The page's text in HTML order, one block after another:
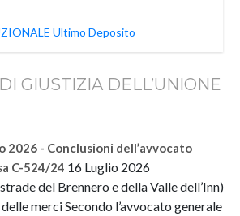
Ultimo Deposito
GIUSTIZIA DELL’UNIONE
2026 - Conclusioni dell’avvocato
C-524/24 16 Luglio 2026
del Brennero e della Valle dell’Inn)
merci Secondo l’avvocato generale